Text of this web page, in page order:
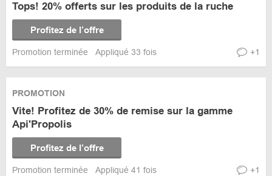
Tops! 20% offerts sur les produits de la ruche
Profitez de l’offre
Promotion terminée Appliqué 33 fois +1
PROMOTION
Vite! Profitez de 30% de remise sur la gamme
Api'Propolis
Profitez de l’offre
Promotion terminée Appliqué 41 fois +1